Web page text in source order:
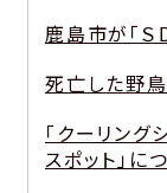
鹿島市が「Ｓ
死亡した野
「クーリング
スポット」に